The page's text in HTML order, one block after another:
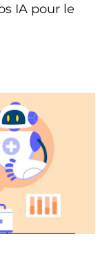
IA pour le